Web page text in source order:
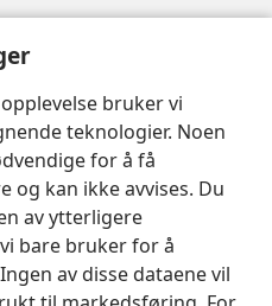
bruker vi
teknologier. Noen
for å få
og kan ikke avvises. Du
av ytterligere
bare bruker for å
av disse dataene vil